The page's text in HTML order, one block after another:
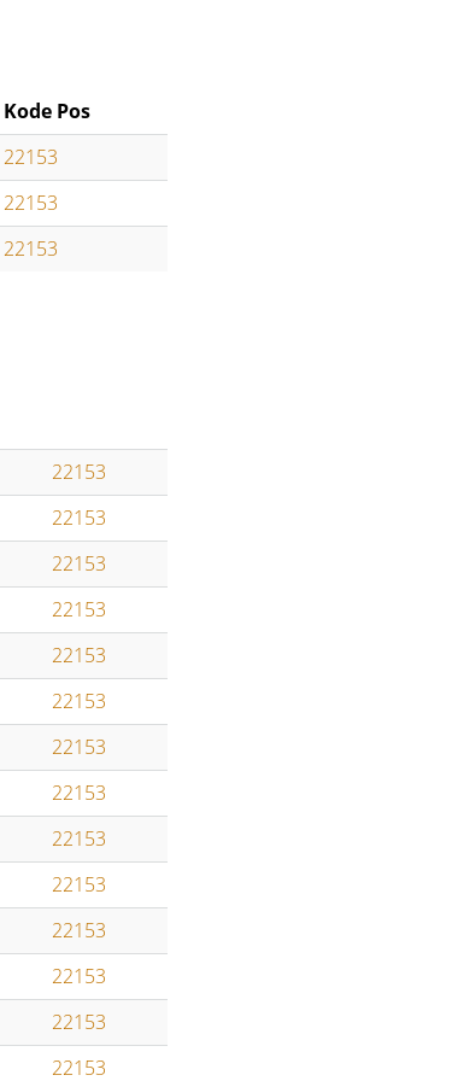
Kode Pos
22153
22153
22153
22153
22153
22153
22153
22153
22153
22153
22153
22153
22153
22153
22153
22153
22153